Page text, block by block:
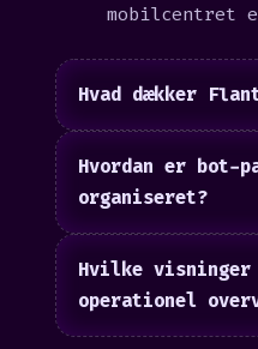
mobilcentret
Hvad dækker
Hvordan er bot-
organiseret?
Hvilke
operationel